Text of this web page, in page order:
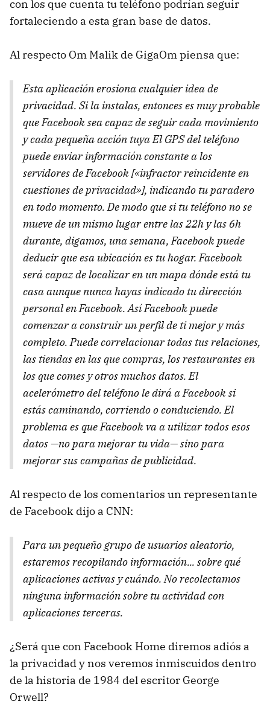
con los que cuenta tu teléfono podrían seguir
fortaleciendo a esta gran base de datos.
Al respecto Om Malik de GigaOm piensa que:
Esta aplicación erosiona cualquier idea de
privacidad. Si la instalas, entonces es muy probable
que Facebook sea capaz de seguir cada movimiento
y cada pequeña acción tuya El GPS del teléfono
puede enviar información constante a los
servidores de Facebook [«infractor reincidente en
cuestiones de privacidad»], indicando tu paradero
en todo momento. De modo que si tu teléfono no se
mueve de un mismo lugar entre las 22h y las 6h
durante, digamos, una semana, Facebook puede
deducir que esa ubicación es tu hogar. Facebook
será capaz de localizar en un mapa dónde está tu
casa aunque nunca hayas indicado tu dirección
personal en Facebook. Así Facebook puede
comenzar a construir un perfil de ti mejor y más
completo. Puede correlacionar todas tus relaciones,
las tiendas en las que compras, los restaurantes en
los que comes y otros muchos datos. El
acelerómetro del teléfono le dirá a Facebook si
estás caminando, corriendo o conduciendo. El
problema es que Facebook va a utilizar todos esos
datos —no para mejorar tu vida— sino para
mejorar sus campañas de publicidad.
Al respecto de los comentarios un representante
de Facebook dijo a CNN:
Para un pequeño grupo de usuarios aleatorio,
estaremos recopilando información... sobre qué
aplicaciones activas y cuándo. No recolectamos
ninguna información sobre tu actividad con
aplicaciones terceras.
¿Será que con Facebook Home diremos adiós a
la privacidad y nos veremos inmiscuidos dentro
de la historia de 1984 del escritor George
Orwell?